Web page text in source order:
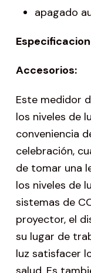
apagado
Accesorios:
Este medidor
los niveles de
conveniencia
celebración,
de tomar una
los niveles de
sistemas de
proyector, el
su lugar de
luz satisfacer